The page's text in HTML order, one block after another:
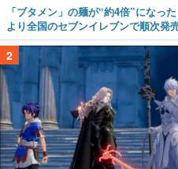
「ブタメン」の麺が“約4倍”になっ
より全国のセブンイレブンで順次発
2